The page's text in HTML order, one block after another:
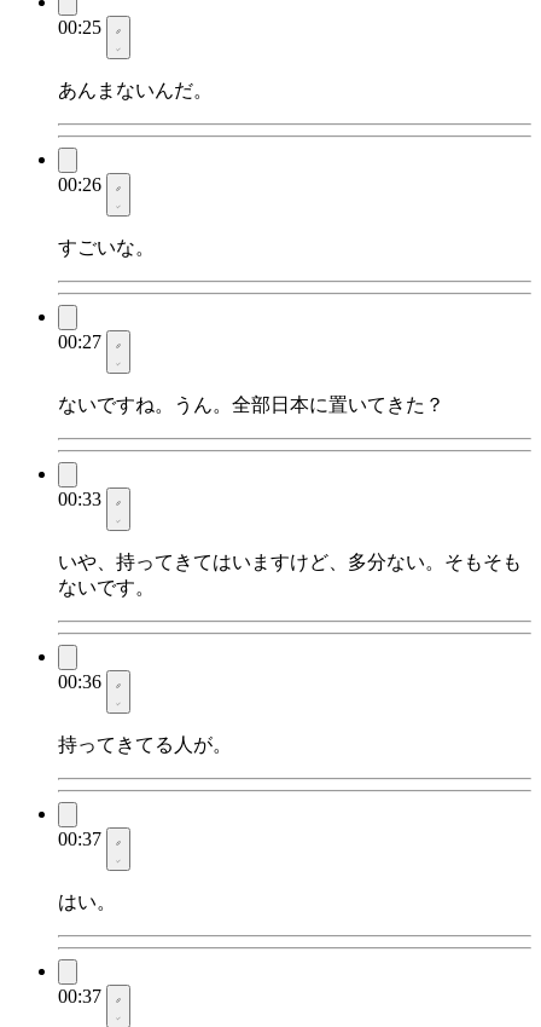
00:25
あんまないんだ。
00:26
すごいな。
00:27
ないですね。うん。全部日本に置いてきた？
00:33
いや、持ってきてはいますけど、多分ない。そもそも
ないです。
00:36
持ってきてる人が。
00:37
はい。
00:37